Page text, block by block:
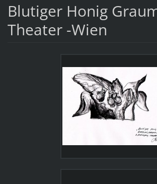
Blutiger Honig
Theater -Wien